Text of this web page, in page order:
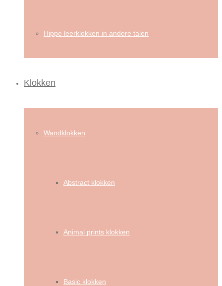
Hippe leerklokken in andere talen
Klokken
Wandklokken
Abstract klokken
Animal prints klokken
Basic klokken